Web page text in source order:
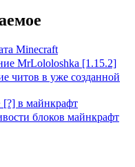
Minecraft
MrLololoshka [1.15.2]
читов в уже созданной
[?] в майнкрафт
блоков майнкрафт